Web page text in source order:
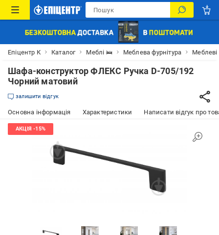
Епіцентр К Каталог Меблі 🛌 Меблева фурнітура Меблеві
Шафа-конструктор ФЛЕКС Ручка D-705/192
Чорний матовий
залишити відгук
Основна інформація Характеристики Написати відгук про